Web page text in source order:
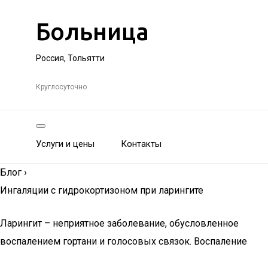
Больница
Россия, Тольятти
Круглосуточно
Услуги и цены Контакты
Блог ›
Ингаляции с гидрокортизоном при ларингите
Ларингит – неприятное заболевание, обусловленное
воспалением гортани и голосовых связок. Воспаление